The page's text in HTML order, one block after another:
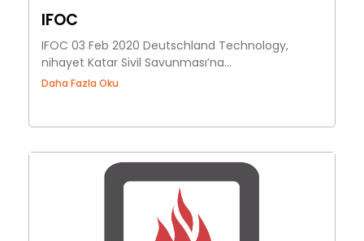
IFOC
IFOC 03 Feb 2020 Deutschland Technology,
nihayet Katar Sivil Savunması’na...
Daha Fazla Oku